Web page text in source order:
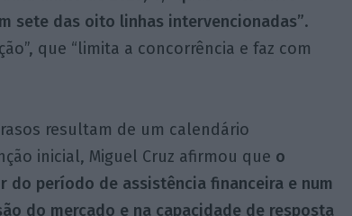
sete das oito linhas intervencionadas”.
que “limita a concorrência e faz com
resultam de um calendário
inicial, Miguel Cruz afirmou que o
do período de assistência financeira e num
do mercado e na capacidade de resposta